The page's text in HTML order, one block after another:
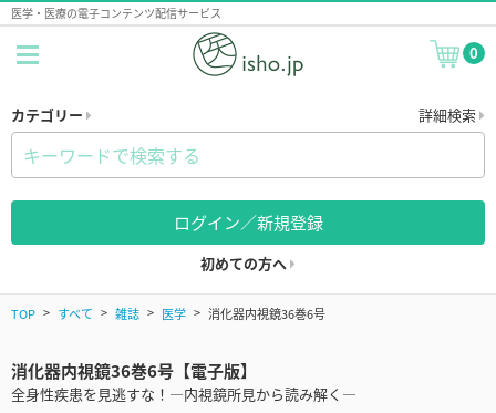
医学・医療の電子コンテンツ配信サービス
0
カテゴリー 詳細検索
ログイン／新規登録
初めての方へ
TOP すべて 雑誌 医学 消化器内視鏡36巻6号
消化器内視鏡36巻6号【電子版】
全身性疾患を見逃すな！―内視鏡所見から読み解く―